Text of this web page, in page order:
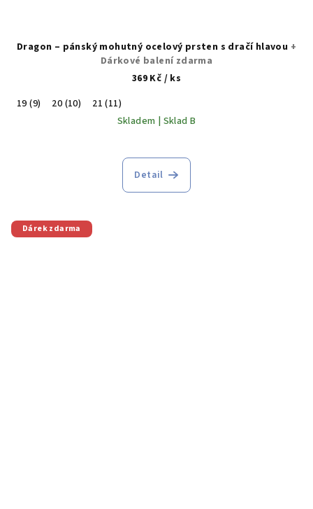
Dragon – pánský mohutný ocelový prsten s dračí hlavou +
Dárkové balení zdarma
369 Kč / ks
19 (9)
20 (10)
21 (11)
Skladem | Sklad B
Detail
Dárek zdarma